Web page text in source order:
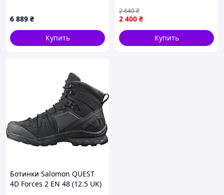
ботинки, Мужские высокие
ботинки, Прочная обувь,
Обувь для
6 889 ₴
Купить
износостойкие кожаные
мембрана подошва PU/NR
40 {1550-piho}
2 400 ₴
2 640₴
Купить
Ботинки Salomon QUEST
4D Forces 2 EN 48 (12.5 UK)